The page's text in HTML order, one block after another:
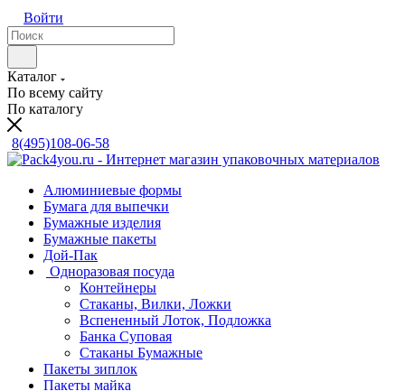
Войти
Каталог
По всему сайту
По каталогу
8(495)108-06-58
Алюминиевые формы
Бумага для выпечки
Бумажные изделия
Бумажные пакеты
Дой-Пак
Одноразовая посуда
Контейнеры
Стаканы, Вилки, Ложки
Вспененный Лоток, Подложка
Банка Суповая
Стаканы Бумажные
Пакеты зиплок
Пакеты майка